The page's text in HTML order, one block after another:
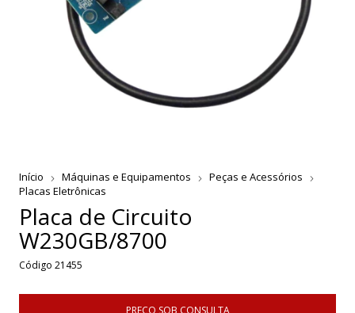
Início Máquinas e Equipamentos
Peças e Acessórios
Placas Eletrônicas
Placa de Circuito
W230GB/8700
Código 21455